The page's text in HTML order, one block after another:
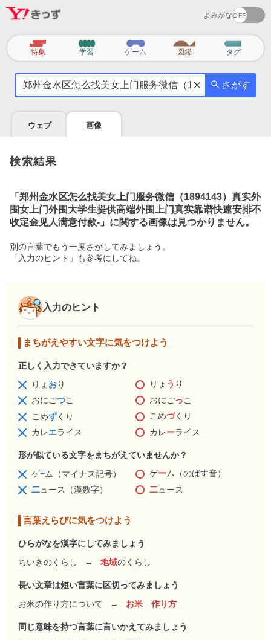
よみがな
カ
テ
特集 学習 ゲーム 図鑑 タグ
気
に
を
調
べ
よ
う
さがす
ウェブ 画像
検索結果
「 郑州金水区怎么找美女上门服务微信（1894143）真实外
围女上门外围大学生提供高端外围上门真实靠谱快速安排不
收定金见人满意付款- 」に関する画像は見つかりません。
別の言葉でもう一度さがしてみましょう。
「入力のヒント」も参考にしてね。
入力のヒント
まちがえやすい文字に気をつけよう
正しく入力できていますか？
りょ おり りょ う り
おにごつこ おにごっこ
こめずくり こめづくり
カレエライス カレーライス
形が似ている文字をまちがえていませんか？
ゲ−ム（マイナス記号） ゲーム（のばす音）
二ュース（漢数字） 二ュース
言葉えらびに気をつけよう
ひらがなを漢字にしてみましょう
ちいきのくらし
→ 地域のくらし
長い文章は短い言葉に区切ってみましょう
お米の作り方について
→ お米 作り方
同じ意味を持つ言葉に言いかえてみましょう